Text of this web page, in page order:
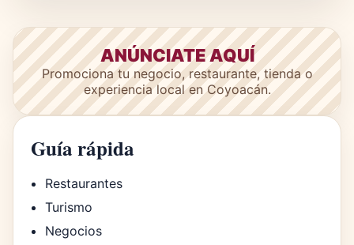
ANÚNCIATE AQUÍ
Promociona tu negocio, restaurante, tienda o
experiencia local en Coyoacán.
Guía rápida
Restaurantes
Turismo
Negocios